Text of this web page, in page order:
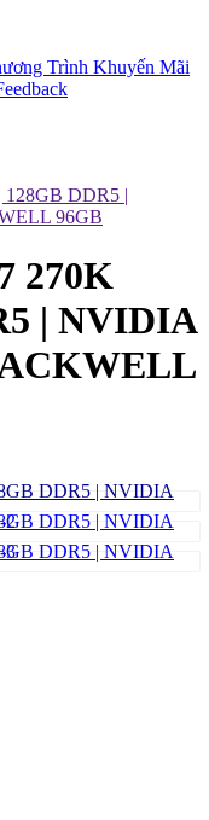
Trình Khuyến Mãi
DDR5 |
96GB
270K
| NVIDIA